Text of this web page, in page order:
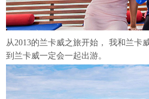
从2013的兰卡威之旅开始， 我和兰卡
到兰卡威一定会一起出游。